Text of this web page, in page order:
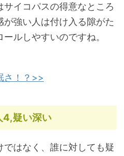
サイコパスの得意なところ
強い人は付け入る隙がた
ルしやすいのですね。
さ！？>>
4,疑い深い
はなく、誰に対しても疑